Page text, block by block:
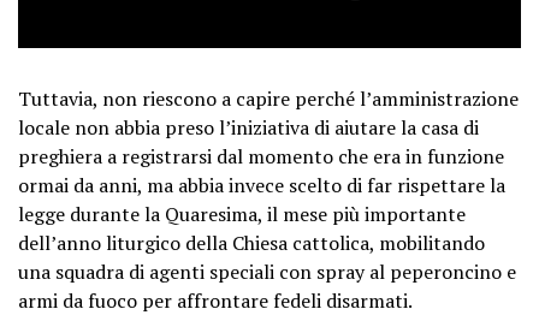
Tuttavia, non riescono a capire perché l’amministrazione
locale non abbia preso l’iniziativa di aiutare la casa di
preghiera a registrarsi dal momento che era in funzione
ormai da anni, ma abbia invece scelto di far rispettare la
legge durante la Quaresima, il mese più importante
dell’anno liturgico della Chiesa cattolica, mobilitando
una squadra di agenti speciali con spray al peperoncino e
armi da fuoco per affrontare fedeli disarmati.